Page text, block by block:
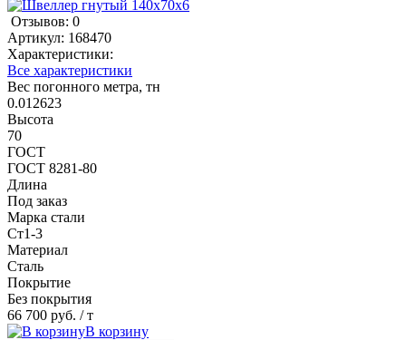
Отзывов: 0
Артикул: 168470
Характеристики:
Все характеристики
Вес погонного метра, тн
0.012623
Высота
70
ГОСТ
ГОСТ 8281-80
Длина
Под заказ
Марка стали
Ст1-3
Материал
Сталь
Покрытие
Без покрытия
66 700 руб. / т
В корзину